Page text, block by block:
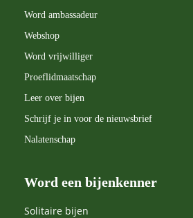
Word ambassadeur
Webshop
Word vrijwilliger
Proeflidmaatschap
Leer over bijen
Schrijf je in voor de nieuwsbrief
Nalatenschap
Word een bijenkenner
Solitaire bijen